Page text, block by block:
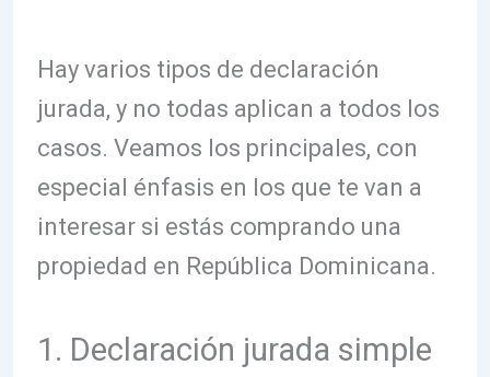
Hay varios tipos de declaración
jurada, y no todas aplican a todos los
casos. Veamos los principales, con
especial énfasis en los que te van a
interesar si estás comprando una
propiedad en República Dominicana.
1. Declaración jurada simple